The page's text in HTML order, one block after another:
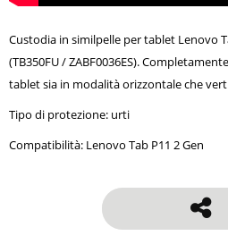
Custodia in similpelle per tablet Lenovo
(TB350FU / ZABF0036ES).
tablet sia in modalità orizzontale che
Tipo di protezione: urti
Compatibilità: Lenovo Tab P11 2 Gen